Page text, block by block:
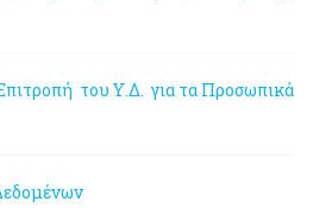
του Υ.Δ. για τα Προσωπικά